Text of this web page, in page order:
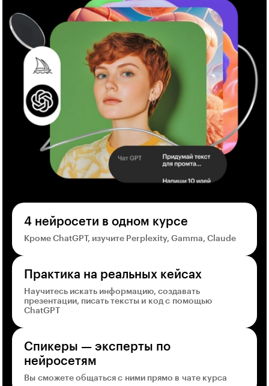
4 нейросети в одном курсе
Кроме ChatGPT, изучите Perplexity, Gamma, Claude
Практика на реальных кейсах
Научитесь искать информацию, создавать
презентации, писать тексты и код с помощью
ChatGPT
Спикеры — эксперты по
нейросетям
Вы сможете общаться с ними прямо в чате курса